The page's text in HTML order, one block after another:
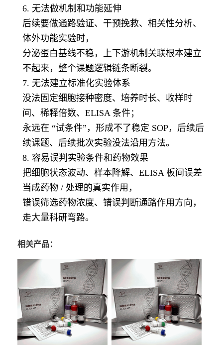
6. 无法做机制和功能延伸
后续要做通路验证、干预挽救、相关性分析、
体外功能实验时，
分泌蛋白基线不稳，上下游机制关联根本建立
不起来，整个课题逻辑链条断裂。
7. 无法建立标准化实验体系
没法固定细胞接种密度、培养时长、收样时
间、稀释倍数、ELISA 条件；
永远在 “试条件”，形成不了稳定 SOP，后续后
续课题、后续批次实验没法沿用方法。
8. 容易误判实验条件和药物效果
把细胞状态波动、样本降解、ELISA 板间误差
当成药物 / 处理的真实作用，
错误筛选药物浓度、错误判断通路作用方向，
走大量科研弯路。
相关产品：